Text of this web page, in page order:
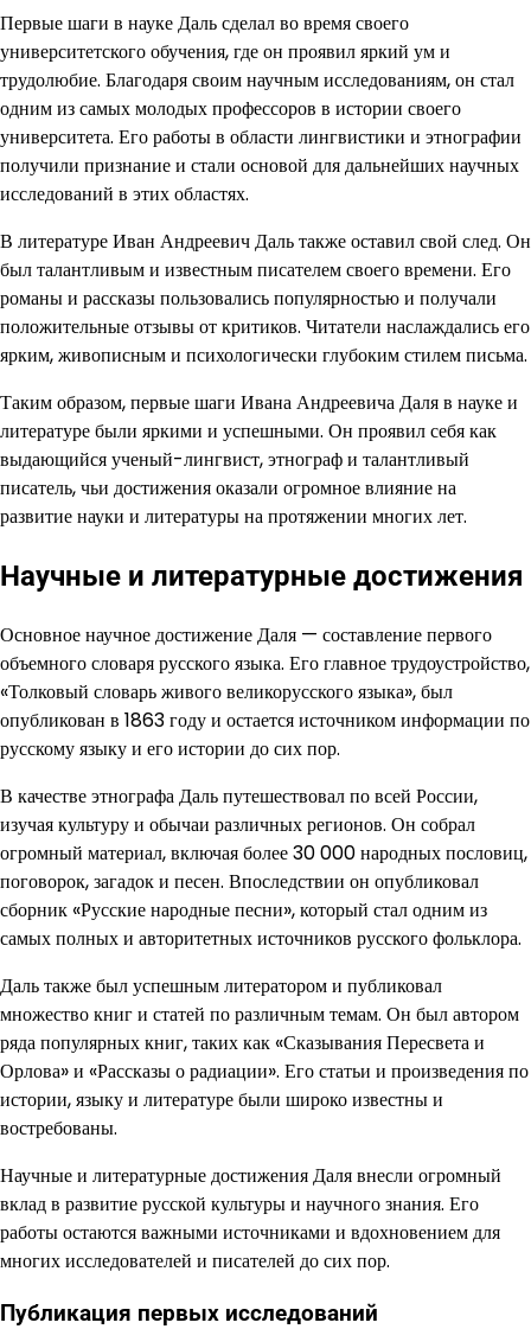
Первые шаги в науке Даль сделал во время своего
университетского обучения, где он проявил яркий ум и
трудолюбие. Благодаря своим научным исследованиям, он стал
одним из самых молодых профессоров в истории своего
университета. Его работы в области лингвистики и этнографии
получили признание и стали основой для дальнейших научных
исследований в этих областях.
В литературе Иван Андреевич Даль также оставил свой след. Он
был талантливым и известным писателем своего времени. Его
романы и рассказы пользовались популярностью и получали
положительные отзывы от критиков. Читатели наслаждались его
ярким, живописным и психологически глубоким стилем письма.
Таким образом, первые шаги Ивана Андреевича Даля в науке и
литературе были яркими и успешными. Он проявил себя как
выдающийся ученый-лингвист, этнограф и талантливый
писатель, чьи достижения оказали огромное влияние на
развитие науки и литературы на протяжении многих лет.
Научные и литературные достижения
Основное научное достижение Даля — составление первого
объемного словаря русского языка. Его главное трудоустройство,
«Толковый словарь живого великорусского языка», был
опубликован в 1863 году и остается источником информации по
русскому языку и его истории до сих пор.
В качестве этнографа Даль путешествовал по всей России,
изучая культуру и обычаи различных регионов. Он собрал
огромный материал, включая более 30 000 народных пословиц,
поговорок, загадок и песен. Впоследствии он опубликовал
сборник «Русские народные песни», который стал одним из
самых полных и авторитетных источников русского фольклора.
Даль также был успешным литератором и публиковал
множество книг и статей по различным темам. Он был автором
ряда популярных книг, таких как «Сказывания Пересвета и
Орлова» и «Рассказы о радиации». Его статьи и произведения по
истории, языку и литературе были широко известны и
востребованы.
Научные и литературные достижения Даля внесли огромный
вклад в развитие русской культуры и научного знания. Его
работы остаются важными источниками и вдохновением для
многих исследователей и писателей до сих пор.
Публикация первых исследований